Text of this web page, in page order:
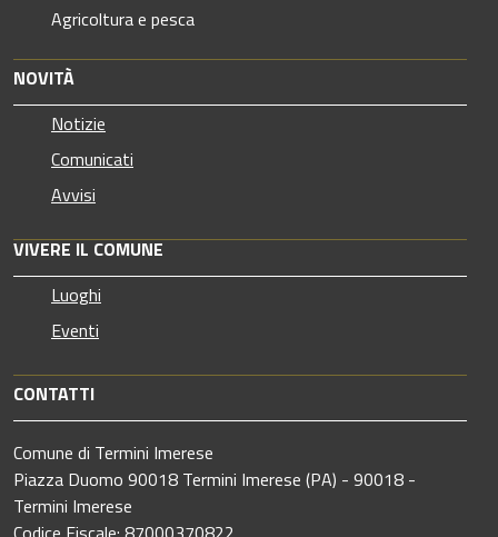
Agricoltura e pesca
NOVITÀ
Notizie
Comunicati
Avvisi
VIVERE IL COMUNE
Luoghi
Eventi
CONTATTI
Comune di Termini Imerese
Piazza Duomo 90018 Termini Imerese (PA) - 90018 -
Termini Imerese